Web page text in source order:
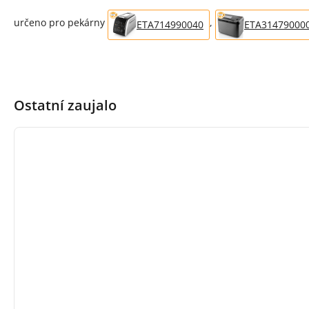
určeno pro pekárny ETA714990040 ,
Ostatní zaujalo